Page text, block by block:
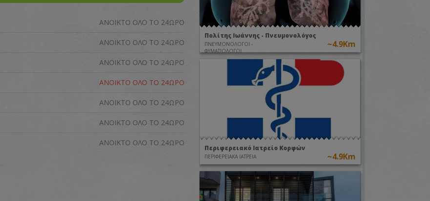
ΑΝΟΙΚΤΟ ΟΛΟ ΤΟ 24ΩΡΟ
ΑΝΟΙΚΤΟ ΟΛΟ ΤΟ 24ΩΡΟ
ΑΝΟΙΚΤΟ ΟΛΟ ΤΟ 24ΩΡΟ
ΑΝΟΙΚΤΟ ΟΛΟ ΤΟ 24ΩΡΟ
ΑΝΟΙΚΤΟ ΟΛΟ ΤΟ 24ΩΡΟ
ΑΝΟΙΚΤΟ ΟΛΟ ΤΟ 24ΩΡΟ
ΑΝΟΙΚΤΟ ΟΛΟ ΤΟ 24ΩΡΟ
Πολίτης Ιωάννης - Πνευμονολόγος
ΠΝΕΥΜΟΝΟΛΟΓΟΙ -
ΦΥΜΑΤΙΟΛΟΓΟΙ
~4.9Km
Περιφερειακό Ιατρείο Κορφών
ΠΕΡΙΦΕΡΕΙΑΚΑ ΙΑΤΡΕΙΑ ~4.9Km